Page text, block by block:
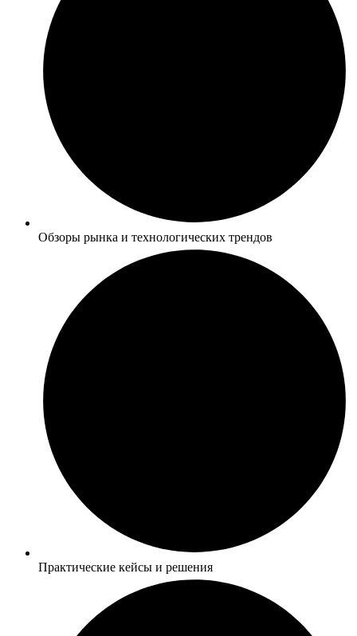
Обзоры рынка и технологических трендов
Практические кейсы и решения